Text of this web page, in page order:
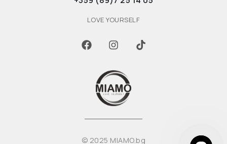
LOVE YOURSELF
© 2025 MIAMO.bg